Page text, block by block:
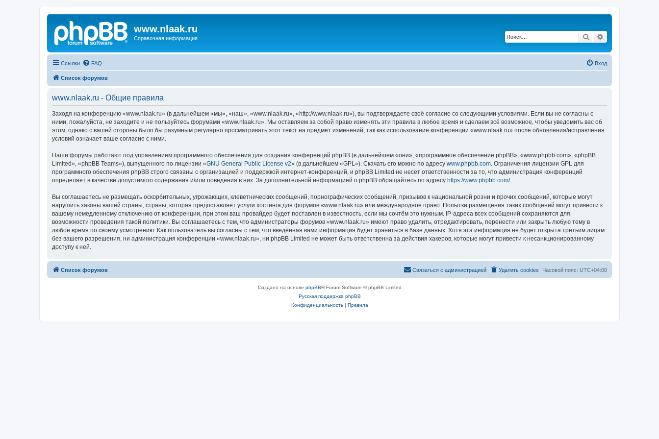
www.nlaak.ru
Справочная информация Поиск
Ссылки FAQ Вход
Список форумов
www.nlaak.ru - Общие правила
Заходя на конференцию «www.nlaak.ru» (в дальнейшем «мы», «наш», «www.nlaak.ru», «http://www.nlaak.ru»), вы подтверждаете своё согласие со следующими условиями. Если вы не согласны с
ними, пожалуйста, не заходите и не пользуйтесь форумами «www.nlaak.ru». Мы оставляем за собой право изменять эти правила в любое время и сделаем всё возможное, чтобы уведомить вас об
этом, однако с вашей стороны было бы разумным регулярно просматривать этот текст на предмет изменений, так как использование конференции «www.nlaak.ru» после обновления/исправления
условий означает ваше согласие с ними.
Наши форумы работают под управлением программного обеспечения для создания конференций phpBB (в дальнейшем «они», «программное обеспечение phpBB», «www.phpbb.com», «phpBB
Limited», «phpBB Teams»), выпущенного по лицензии «GNU General Public License v2» (в дальнейшем «GPL»). Скачать его можно по адресу www.phpbb.com . Ограничения лицензии GPL для
программного обеспечения phpBB строго связаны с организацией и поддержкой интернет-конференций, и phpBB Limited не несёт ответственности за то, что администрация конференций
определяет в качестве допустимого содержания и/или поведения в них. За дополнительной информацией о phpBB обращайтесь по адресу https://www.phpbb.com/.
Вы соглашаетесь не размещать оскорбительных, угрожающих, клеветнических сообщений, порнографических сообщений, призывов к национальной розни и прочих сообщений, которые могут
нарушить законы вашей страны, страны, которая предоставляет услуги хостинга для форумов «www.nlaak.ru» или международное право. Попытки размещения таких сообщений могут привести к
вашему немедленному отключению от конференции, при этом ваш провайдер будет поставлен в известность, если мы сочтём это нужным. IP-адреса всех сообщений сохраняются для
возможности проведения такой политики. Вы соглашаетесь с тем, что администраторы форумов «www.nlaak.ru» имеют право удалить, отредактировать, перенести или закрыть любую тему в
любое время по своему усмотрению. Как пользователь вы согласны с тем, что введённая вами информация будет храниться в базе данных. Хотя эта информация не будет открыта третьим лицам
без вашего разрешения, ни администрация конференции «www.nlaak.ru», ни phpBB Limited не может быть ответственна за действия хакеров, которые могут привести к несанкционированному
доступу к ней.
Список форумов Часовой пояс: UTC+04:00
Удалить cookies
Связаться с администрацией
Создано на основе phpBB® Forum Software © phpBB Limited
Русская поддержка phpBB
Конфиденциальность| Правила